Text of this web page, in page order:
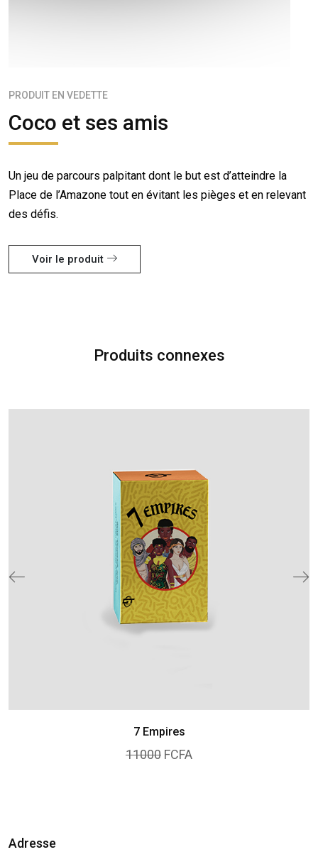
PRODUIT EN VEDETTE
Coco et ses amis
Un jeu de parcours palpitant dont le but est d’atteindre la
Place de l’Amazone tout en évitant les pièges et en relevant
des défis.
Voir le produit
Produits connexes
7 Empires
11000 FCFA
Adresse